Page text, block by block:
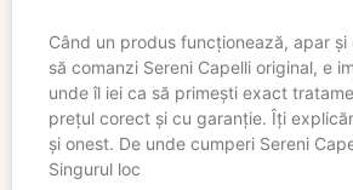
Când un produs funcționează, apar
să comanzi Sereni Capelli original, e
unde îl iei ca să primești exact
prețul corect și cu garanție. Îți
și onest. De unde cumperi Sereni
Singurul loc